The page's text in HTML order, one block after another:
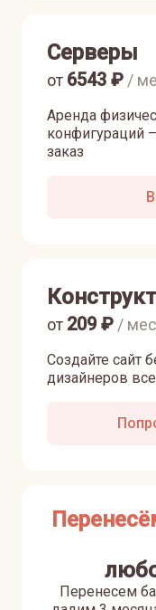
Серверы
Аренда
конфигураций
заказ
от 6543 ₽ /
Создайте сайт
дизайнеров
от 209₽ /
Перенесем